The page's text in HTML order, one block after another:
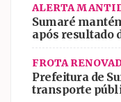
ALERTA
Sumaré
após resultado
FROTA
Prefeitura de
transporte